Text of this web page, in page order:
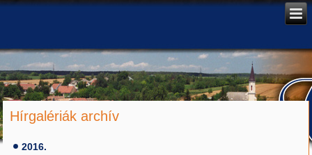
Hírgalériák archív
2016.